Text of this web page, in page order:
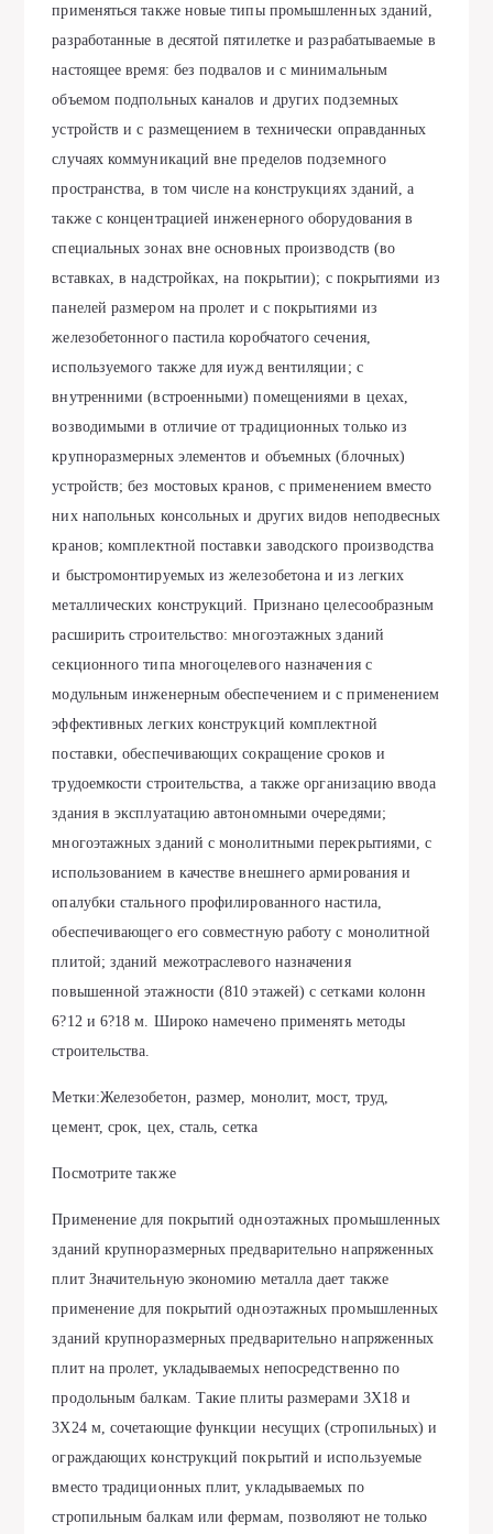
применяться также новые типы промышленных зданий,
разработанные в десятой пятилетке и разрабатываемые в
настоящее время: без подвалов и с минимальным
объемом подпольных каналов и других подземных
устройств и с размещением в технически оправданных
случаях коммуникаций вне пределов подземного
пространства, в том числе на конструкциях зданий, а
также с концентрацией инженерного оборудования в
специальных зонах вне основных производств (во
вставках, в надстройках, на покрытии); с покрытиями из
панелей размером на пролет и с покрытиями из
железобетонного пастила коробчатого сечения,
используемого также для иужд вентиляции; с
внутренними (встроенными) помещениями в цехах,
возводимыми в отличие от традиционных только из
крупноразмерных элементов и объемных (блочных)
устройств; без мостовых кранов, с применением вместо
них напольных консольных и других видов неподвесных
кранов; комплектной поставки заводского производства
и быстромонтируемых из железобетона и из легких
металлических конструкций. Признано целесообразным
расширить строительство: многоэтажных зданий
секционного типа многоцелевого назначения с
модульным инженерным обеспечением и с применением
эффективных легких конструкций комплектной
поставки, обеспечивающих сокращение сроков и
трудоемкости строительства, а также организацию ввода
здания в эксплуатацию автономными очередями;
многоэтажных зданий с монолитными перекрытиями, с
использованием в качестве внешнего армирования и
опалубки стального профилированного настила,
обеспечивающего его совместную работу с монолитной
плитой; зданий межотраслевого назначения
повышенной этажности (810 этажей) с сетками колонн
6?12 и 6?18 м. Широко намечено применять методы
строительства.
Метки:Железобетон, размер, монолит, мост, труд,
цемент, срок, цех, сталь, сетка
Посмотрите также
Применение для покрытий одноэтажных промышленных
зданий крупноразмерных предварительно напряженных
плит Значительную экономию металла дает также
применение для покрытий одноэтажных промышленных
зданий крупноразмерных предварительно напряженных
плит на пролет, укладываемых непосредственно по
продольным балкам. Такие плиты размерами 3X18 и
3X24 м, сочетающие функции несущих (стропильных) и
ограждающих конструкций покрытий и используемые
вместо традиционных плит, укладываемых по
стропильным балкам или фермам, позволяют не только